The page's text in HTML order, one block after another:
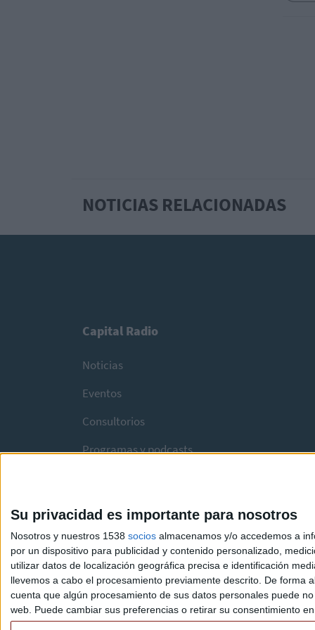
Su privacidad es importante para nosotros
Nosotros y nuestros 1538 socios almacenamos y/o accedemos a
por un dispositivo para publicidad y contenido personalizado,
utilizar datos de localización geográfica precisa e identificación
llevemos a cabo el procesamiento previamente descrito. De forma
cuenta que algún procesamiento de sus datos personales puede
web. Puede cambiar sus preferencias o retirar su consentimiento
NOTICIAS RELACIONADAS
Capital Radio
Noticias
Eventos
Consultorios
Programas y podcasts